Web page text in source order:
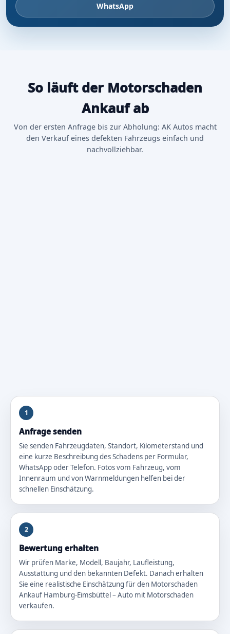
WhatsApp
So läuft der Motorschaden
Ankauf ab
Von der ersten Anfrage bis zur Abholung: AK Autos macht
den Verkauf eines defekten Fahrzeugs einfach und
nachvollziehbar.
1
Anfrage senden
Sie senden Fahrzeugdaten, Standort, Kilometerstand und
eine kurze Beschreibung des Schadens per Formular,
WhatsApp oder Telefon. Fotos vom Fahrzeug, vom
Innenraum und von Warnmeldungen helfen bei der
schnellen Einschätzung.
2
Bewertung erhalten
Wir prüfen Marke, Modell, Baujahr, Laufleistung,
Ausstattung und den bekannten Defekt. Danach erhalten
Sie eine realistische Einschätzung für den Motorschaden
Ankauf Hamburg-Eimsbüttel – Auto mit Motorschaden
verkaufen.